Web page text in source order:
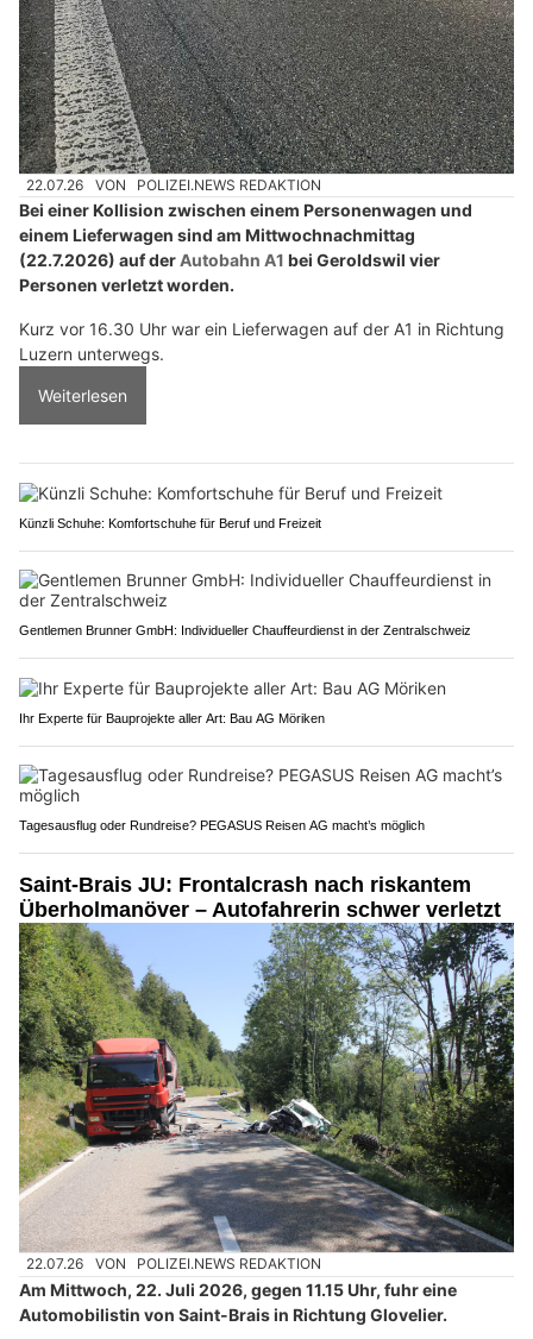
22.07.26 VON POLIZEI.NEWS REDAKTION
Bei einer Kollision zwischen einem Personenwagen und
einem Lieferwagen sind am Mittwochnachmittag
(22.7.2026) auf derAutobahn A1 bei Geroldswil vier
Personen verletzt worden.
Kurz vor 16.30 Uhr war ein Lieferwagen auf der A1 in Richtung
Luzern unterwegs.
Weiterlesen
Künzli Schuhe: Komfortschuhe für Beruf und Freizeit
Gentlemen Brunner GmbH: Individueller Chauffeurdienst in der Zentralschweiz
Ihr Experte für Bauprojekte aller Art: Bau AG Möriken
Tagesausflug oder Rundreise? PEGASUS Reisen AG macht’s möglich
Saint-Brais JU: Frontalcrash nach riskantem
Überholmanöver – Autofahrerin schwer verletzt
22.07.26 VON POLIZEI.NEWS REDAKTION
Am Mittwoch, 22. Juli 2026, gegen 11.15 Uhr, fuhr eine
Automobilistin von Saint-Brais in Richtung Glovelier.